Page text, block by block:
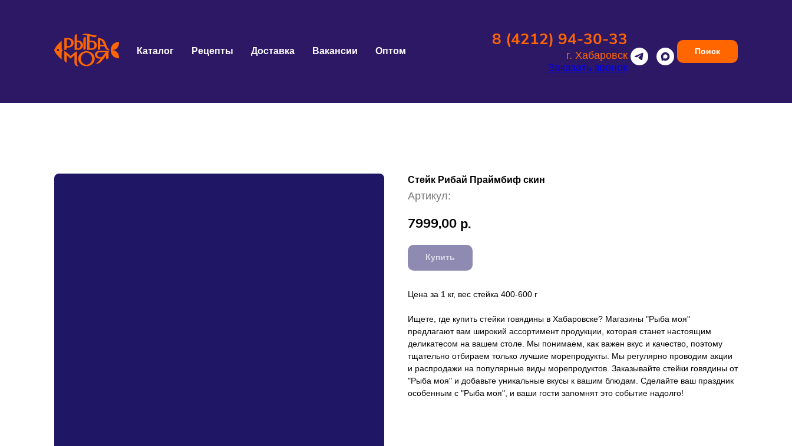
Каталог Рецепты Доставка Вакансии Оптом
8 (4212) 94-30-33
г. Хабаровск
Заказать звонок
Поиск
Стейк Рибай Праймбиф скин
Артикул:
7999,00 р.
Купить
Цена за 1 кг, вес стейка 400-600 г
Ищете, где купить стейки говядины в Хабаровске? Магазины "Рыба моя"
предлагают вам широкий ассортимент продукции, которая станет настоящим
деликатесом на вашем столе. Мы понимаем, как важен вкус и качество, поэтому
тщательно отбираем только лучшие морепродукты. Мы регулярно проводим акции
и распродажи на популярные виды морепродуктов. Заказывайте стейки говядины от
"Рыба моя" и добавьте уникальные вкусы к вашим блюдам. Сделайте ваш праздник
особенным с "Рыба моя", и ваши гости запомнят это событие надолго!